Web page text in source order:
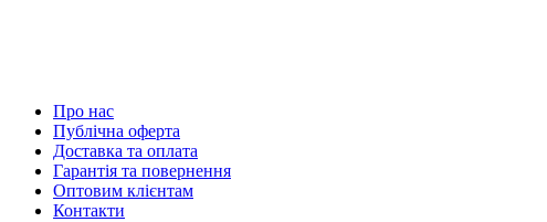
Про нас
Публічна оферта
Доставка та оплата
Гарантія та повернення
Оптовим клієнтам
Контакти